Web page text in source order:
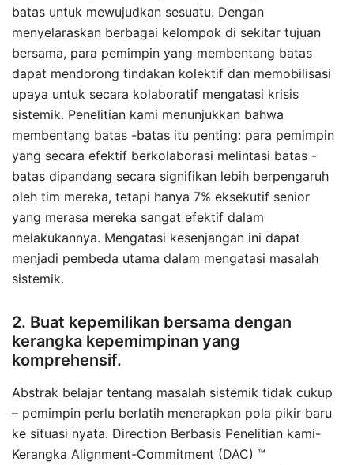
batas untuk mewujudkan sesuatu. Dengan
menyelaraskan berbagai kelompok di sekitar tujuan
bersama, para pemimpin yang membentang batas
dapat mendorong tindakan kolektif dan memobilisasi
upaya untuk secara kolaboratif mengatasi krisis
sistemik. Penelitian kami menunjukkan bahwa
membentang batas -batas itu penting: para pemimpin
yang secara efektif berkolaborasi melintasi batas -
batas dipandang secara signifikan lebih berpengaruh
oleh tim mereka, tetapi hanya 7% eksekutif senior
yang merasa mereka sangat efektif dalam
melakukannya. Mengatasi kesenjangan ini dapat
menjadi pembeda utama dalam mengatasi masalah
sistemik.
2. Buat kepemilikan bersama dengan
kerangka kepemimpinan yang
komprehensif.
Abstrak belajar tentang masalah sistemik tidak cukup
– pemimpin perlu berlatih menerapkan pola pikir baru
ke situasi nyata. Direction Berbasis Penelitian kami-
Kerangka Alignment-Commitment (DAC) ™